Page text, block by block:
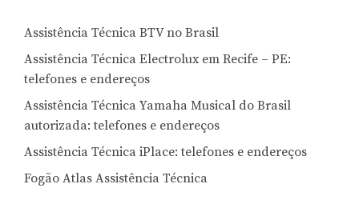
Assistência Técnica BTV no Brasil
Assistência Técnica Electrolux em Recife – PE:
telefones e endereços
Assistência Técnica Yamaha Musical do Brasil
autorizada: telefones e endereços
Assistência Técnica iPlace: telefones e endereços
Fogão Atlas Assistência Técnica